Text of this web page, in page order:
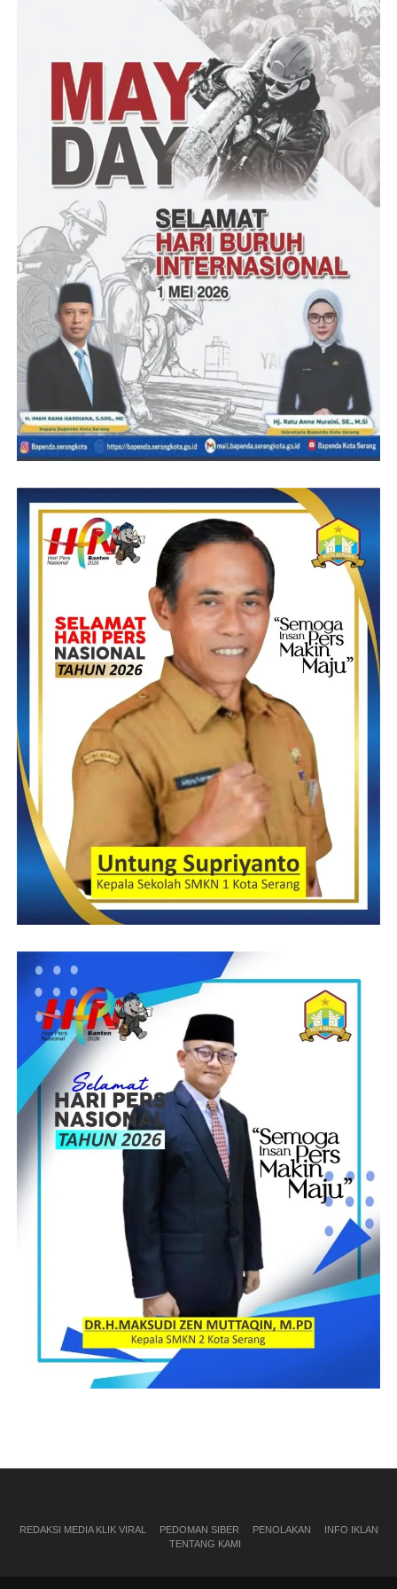
Mapolsek maupun lainnya sehingga dapat seimbang.
“Menpan RB akan meninjau langsung pengajuan Sat Pam Obvit
Polres Serang dan Sat Poliarud, maka dari itu persiapkan segala
sesuatunya sehingga dapat berjalan lancar sesuai dengan apa
yang diharapkan,” ujarnya.
AKBP Iing mengungkapkan, terdapat 2 opsi pembentukan
satuan Polairud yaitu Sat Polairud yang digeser dari Polresta
Serang Kota dan pembentukan baru Sat Polairud di Darkum
“Tentunya apabila pengajuan Sat Polairud harus memiliki lahan
(tanah-red) yang sudah dihibahkan untuk dibangun untuk
pembangunan Mako Sat Polairud,” ungkapnya.
“Saat ini tim sedang melakukan pengecekan tempat (lokasi) yang
akan dijadikan sebagai Mako Sat Polairud yang telah disiapkan
oleh Polres Serang,” tutupnya.
(Suprani/RG)
Post Views: 15
REDAKSI MEDIA KLIK VIRAL PEDOMAN SIBER PENOLAKAN
INFO IKLAN
TENTANG KAMI